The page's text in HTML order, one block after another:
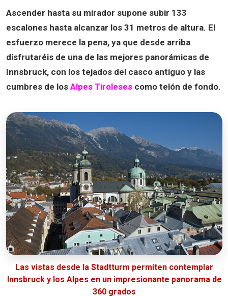
Ascender hasta su mirador supone subir 133
escalones hasta alcanzar los 31 metros de altura. El
esfuerzo merece la pena, ya que desde arriba
disfrutaréis de una de las mejores panorámicas de
Innsbruck, con los tejados del casco antiguo y las
cumbres de los Alpes Tiroleses como telón de fondo.
Las vistas desde la Stadtturm permiten contemplar
Innsbruck y los Alpes en un impresionante panorama de
360 grados